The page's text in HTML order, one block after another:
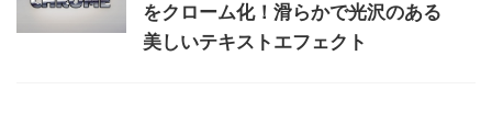
をクローム化！滑らかで光沢のある
美しいテキストエフェクト